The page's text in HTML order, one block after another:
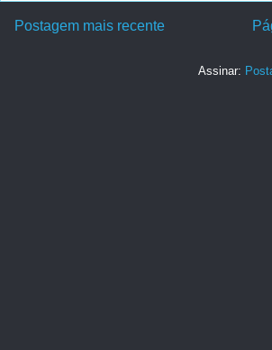
Postagem mais recente
Assinar: